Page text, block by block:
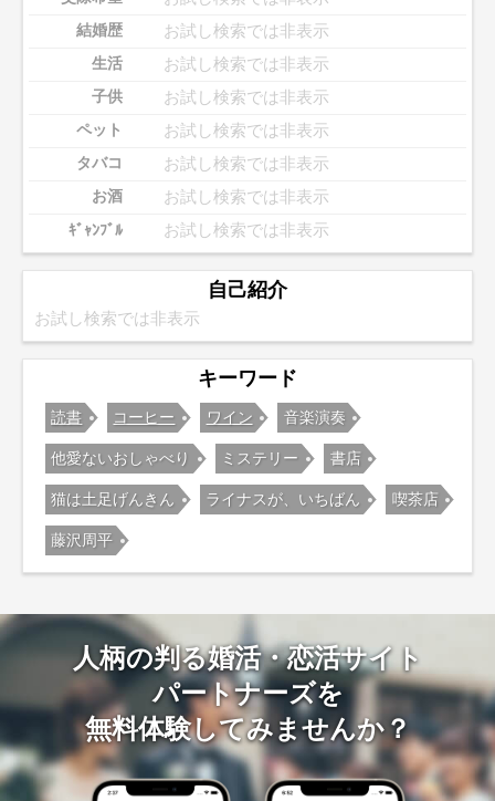
結婚歴 お試し検索では非表示
生活 お試し検索では非表示
子供 お試し検索では非表示
ペット お試し検索では非表示
タバコ お試し検索では非表示
お酒 お試し検索では非表示
ｷﾞｬﾝﾌﾞﾙ お試し検索では非表示
自己紹介
お試し検索では非表示
キーワード
読書 コーヒー ワイン 音楽演奏
他愛ないおしゃべり ミステリー 書店
猫は土足げんきん ライナスが、いちばん 喫茶店
藤沢周平
人柄の判る婚活・恋活サイト
パートナーズを
無料体験してみませんか？